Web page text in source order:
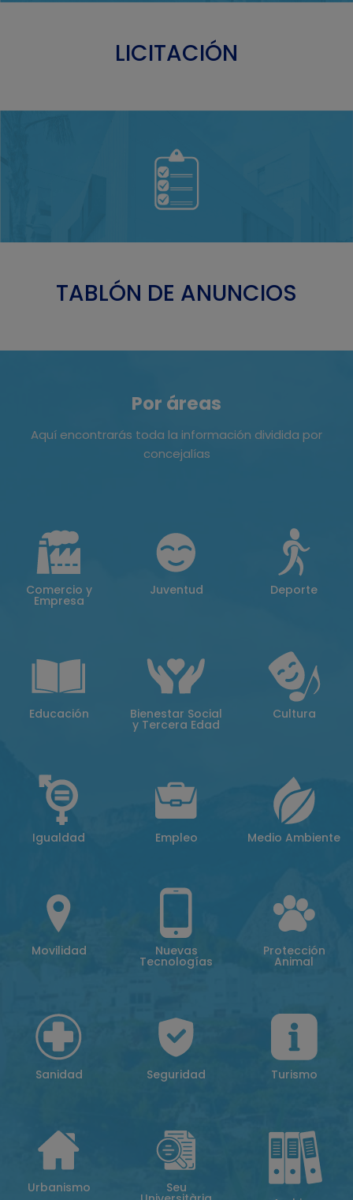
LICITACIÓN
TABLÓN DE ANUNCIOS
Por áreas
Aquí encontrarás toda la información dividida por
concejalías
Comercio y
Empresa
Juventud Deporte
Educación Bienestar Social
y Tercera Edad
Cultura
Igualdad Empleo Medio Ambiente
Movilidad Nuevas
Tecnologías
Protección
Animal
Sanidad Seguridad Turismo
Urbanismo Seu